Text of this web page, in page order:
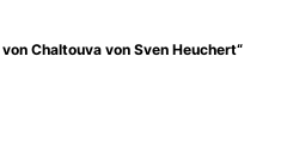
Chaltouva von Sven Heuchert“